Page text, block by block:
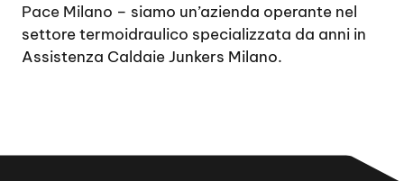
Pace Milano – siamo un’azienda operante nel
settore termoidraulico specializzata da anni in
Assistenza Caldaie Junkers Milano.